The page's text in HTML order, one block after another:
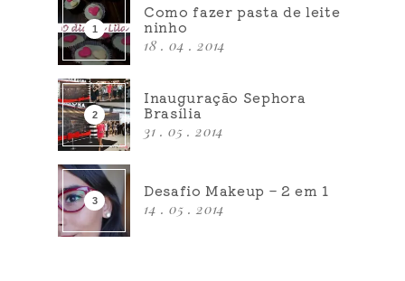
Como fazer pasta de leite
ninho
18 . 04 . 2014
Inauguração Sephora
Brasília
31 . 05 . 2014
Desafio Makeup – 2 em 1
14 . 05 . 2014